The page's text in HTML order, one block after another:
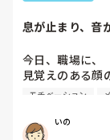
息が止まり、音
今日、職場に、
見覚えのある顔
声もなんだか
お母様と2人で
モチベーション
いの